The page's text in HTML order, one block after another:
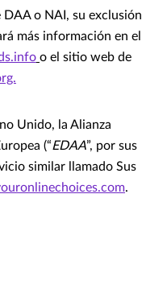
o NAI, su exclusión
más información en el
o el sitio web de
Unido, la Alianza
(“EDAA”, por sus
similar llamado Sus
.